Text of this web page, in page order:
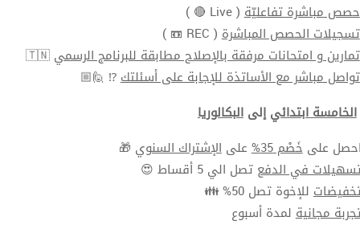
حصص مباشرة تفاعليّة( Live 🔴 )
تسجيلات الحصص المباشرة( REC 📼 )
تمارين و امتحانات مرفقة بالإصلاح مطابقة للبرنامج الرسمي 🇹🇳
تواصل مباشر مع الأساتذة للإجابة على أسئلتك⁉ 🙋🏼
الخامسة ابتدائيإلىالبكالوريا
علىخَصْم 35% علىالإشتراك السنوي 🎁
في الدفعتصل الي 5 أقساط 😍
للإخوة تصل 50% 👪
مجانيةلمدة أسبوع